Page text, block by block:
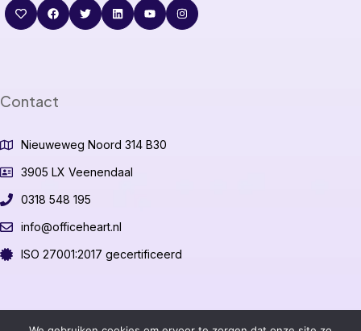
Contact
Nieuweweg Noord 314 B30
3905 LX Veenendaal
0318 548 195
info@officeheart.nl
ISO 27001:2017 gecertificeerd
©2026 OfficeHeart B.V.